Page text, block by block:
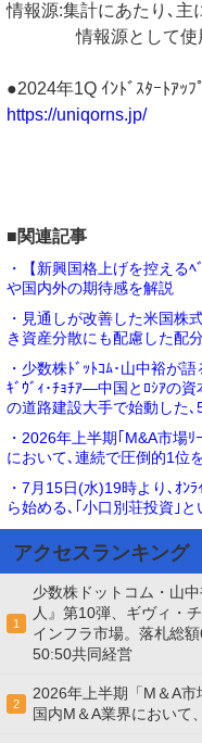
情報源:集計にあたり､主
情報源として使
●2024年1Q ｲﾝﾄﾞｽﾀｰﾄｱｯﾌ
https://uniqorns.jp/
■関連記事
・【新興国格上げを控える
や国内外の期待感を解説
・見通しが改善した米国株
き資産分散にも配慮した配
・少数株ﾄﾞｯﾄｺﾑ･山中裕が
ｷﾞｳﾞｨ･ﾁｮﾁｱ―中国とﾛｼｱの
の道路建設大手で始動した
・2026年上半期｢M&A市場ﾘ
において､連続で圧倒的1位
・7月15日(水)19時より､ｵﾝ
ら始める､｢小口別荘投資｣と
アクセスランキング
1
少数株ドットコム・山
人』第10弾、ギヴィ・
インフラ市場。落札総
50:50共同経営
2
2026年上半期「M＆A市
国内M＆A業界において